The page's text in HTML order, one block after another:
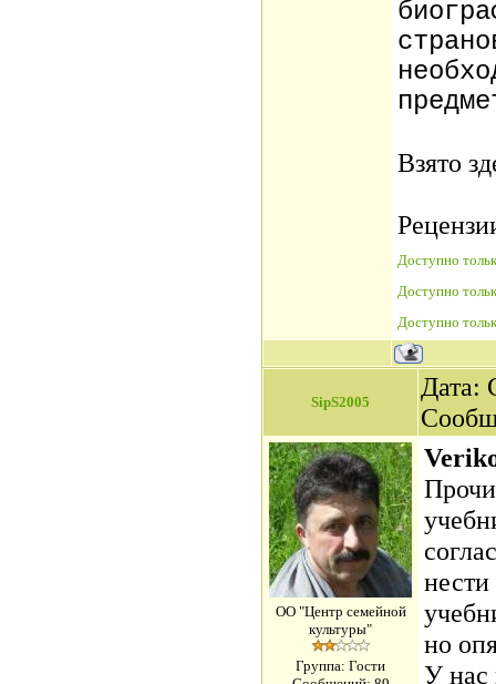
Взято
Доступно
Доступно
Доступно
SipS2005
Дата:
ОО "Центр семейной
культуры"
Группа: Гости
но
У нас